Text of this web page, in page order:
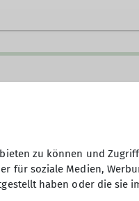
treten wir den
zu können und
für soziale Medien,
haben oder die sie